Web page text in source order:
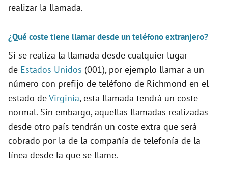
realizar la llamada.
¿Qué coste tiene llamar desde un teléfono extranjero?
Si se realiza la llamada desde cualquier lugar
de Estados Unidos (001), por ejemplo llamar a un
número con prefijo de teléfono de Richmond en el
estado deVirginia, esta llamada tendrá un coste
normal. Sin embargo, aquellas llamadas realizadas
desde otro país tendrán un coste extra que será
cobrado por la de la compañía de telefonía de la
línea desde la que se llame.